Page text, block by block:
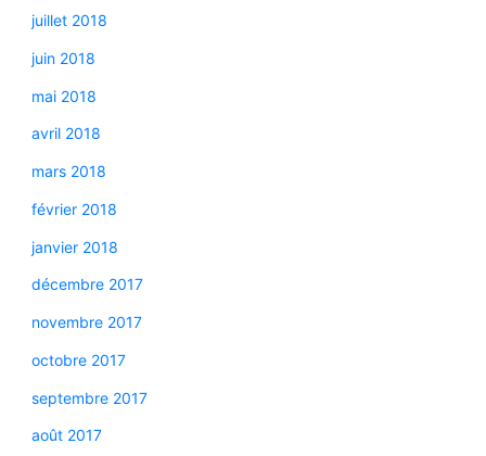
juillet 2018
juin 2018
mai 2018
avril 2018
mars 2018
février 2018
janvier 2018
décembre 2017
novembre 2017
octobre 2017
septembre 2017
août 2017